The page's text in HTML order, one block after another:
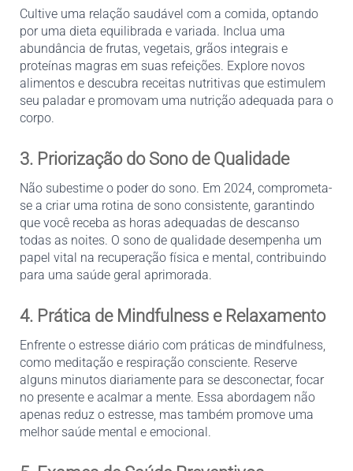
Cultive uma relação saudável com a comida, optando
por uma dieta equilibrada e variada. Inclua uma
abundância de frutas, vegetais, grãos integrais e
proteínas magras em suas refeições. Explore novos
alimentos e descubra receitas nutritivas que estimulem
seu paladar e promovam uma nutrição adequada para o
corpo.
3. Priorização do Sono de Qualidade
Não subestime o poder do sono. Em 2024, comprometa-
se a criar uma rotina de sono consistente, garantindo
que você receba as horas adequadas de descanso
todas as noites. O sono de qualidade desempenha um
papel vital na recuperação física e mental, contribuindo
para uma saúde geral aprimorada.
4. Prática de Mindfulness e Relaxamento
Enfrente o estresse diário com práticas de mindfulness,
como meditação e respiração consciente. Reserve
alguns minutos diariamente para se desconectar, focar
no presente e acalmar a mente. Essa abordagem não
apenas reduz o estresse, mas também promove uma
melhor saúde mental e emocional.